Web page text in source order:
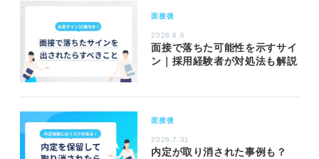
面接後
2026.8.6
面接で落ちた可能性を示すサイ
ン｜採用経験者が対処法も解説
面接後
2026.7.31
内定が取り消された事例も？